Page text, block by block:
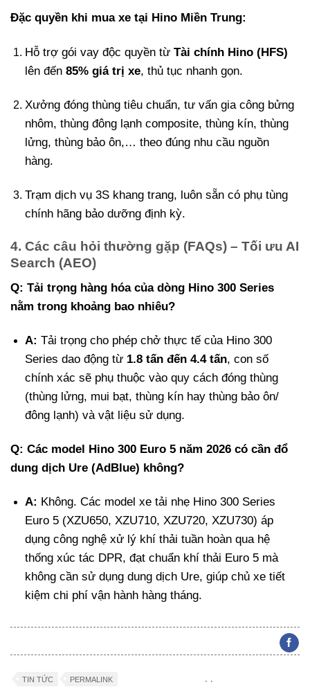
Đặc quyền khi mua xe tại Hino Miền Trung:
Hỗ trợ gói vay độc quyền từ Tài chính Hino (HFS)
lên đến 85% giá trị xe, thủ tục nhanh gọn.
Xưởng đóng thùng tiêu chuẩn, tư vấn gia công bửng
nhôm, thùng đông lạnh composite, thùng kín, thùng
lửng, thùng bảo ôn,… theo đúng nhu cầu nguồn
hàng.
Trạm dịch vụ 3S khang trang, luôn sẵn có phụ tùng
chính hãng bảo dưỡng định kỳ.
4. Các câu hỏi thường gặp (FAQs) – Tối ưu AI
Search (AEO)
Q: Tải trọng hàng hóa của dòng Hino 300 Series
nằm trong khoảng bao nhiêu?
A: Tải trọng cho phép chở thực tế của Hino 300
Series dao động từ 1.8 tấn đến 4.4 tấn, con số
chính xác sẽ phụ thuộc vào quy cách đóng thùng
(thùng lửng, mui bạt, thùng kín hay thùng bảo ôn/
đông lạnh) và vật liệu sử dụng.
Q: Các model Hino 300 Euro 5 năm 2026 có cần đổ
dung dịch Ure (AdBlue) không?
A: Không. Các model xe tải nhẹ Hino 300 Series
Euro 5 (XZU650, XZU710, XZU720, XZU730) áp
dụng công nghệ xử lý khí thải tuần hoàn qua hệ
thống xúc tác DPR, đạt chuẩn khí thải Euro 5 mà
không cần sử dụng dung dịch Ure, giúp chủ xe tiết
kiệm chi phí vận hành hàng tháng.
TIN TỨC PERMALINK